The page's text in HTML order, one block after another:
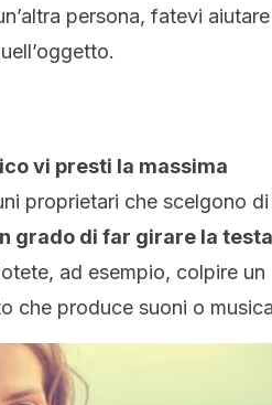
persona, fatevi
vi presti la massima
proprietari che scelgono
grado di far girare la
ad esempio, colpire un
che produce suoni o